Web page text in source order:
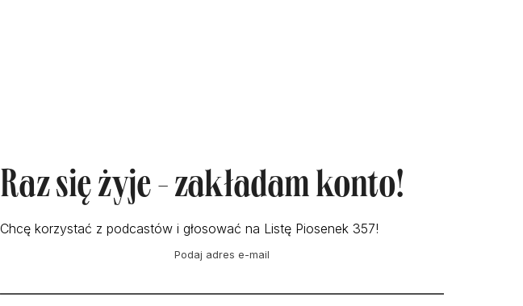
Raz się żyje - zakładam konto!
Chcę korzystać z podcastów i głosować na Listę Piosenek 357!
Podaj adres e-mail